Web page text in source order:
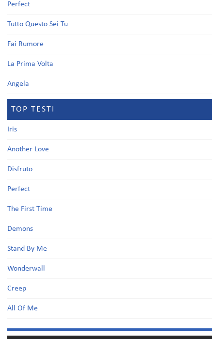
Perfect
Tutto Questo Sei Tu
Fai Rumore
La Prima Volta
Angela
TOP TESTI
Iris
Another Love
Disfruto
Perfect
The First Time
Demons
Stand By Me
Wonderwall
Creep
All Of Me